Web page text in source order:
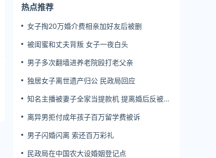
热点推荐
女子掏20万婚介费相亲加好友后被删
被闺蜜和丈夫背叛 女子一夜白头
男子多次翻墙进养老院殴打老父亲
独居女子离世遗产归公 民政局回应
知名主播被妻子全家当提款机 提离婚后反被对
离异男拒付成年孩子百万留学费被诉
男子闪婚闪离 索还百万彩礼
民政局在中国农大设婚姻登记点